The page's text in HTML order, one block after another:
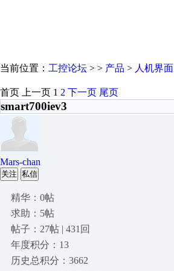
当前位置： 工控论坛 > > 产品 > 人机界面
首页 上一页 1 2 下一页 尾页
smart700iev3
Mars-chan
关注 私信
精华：0帖
求助：5帖
帖子：27帖 | 431回
年度积分：13
历史总积分：3662